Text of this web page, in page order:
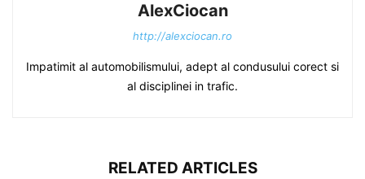
AlexCiocan
http://alexciocan.ro
Impatimit al automobilismului, adept al condusului corect si
al disciplinei in trafic.
RELATED ARTICLES